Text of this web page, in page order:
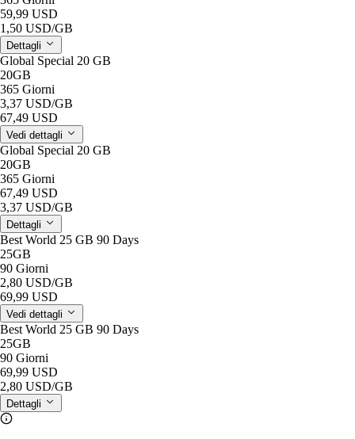
59,99 USD
1,50 USD/GB
Dettagli
Global Special 20 GB
20GB
365 Giorni
3,37 USD/GB
67,49 USD
Vedi dettagli
Global Special 20 GB
20GB
365 Giorni
67,49 USD
3,37 USD/GB
Dettagli
Best World 25 GB 90 Days
25GB
90 Giorni
2,80 USD/GB
69,99 USD
Vedi dettagli
Best World 25 GB 90 Days
25GB
90 Giorni
69,99 USD
2,80 USD/GB
Dettagli